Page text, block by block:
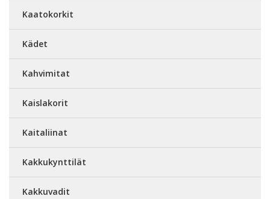
Kaatokorkit
Kädet
Kahvimitat
Kaislakorit
Kaitaliinat
Kakkukynttilät
Kakkuvadit